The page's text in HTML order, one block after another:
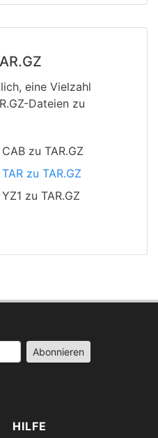
eine Vielzahl
Dateien zu
CAB zu TAR.GZ
TAR zu TAR.GZ
YZ1 zu TAR.GZ
HILFE
Abonnieren